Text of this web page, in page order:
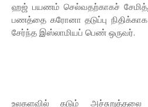
ஹஜ் பயணம் செல்வதற்காகச்
பணத்தை கரோனா தடுப்பு
சேர்ந்த இஸ்லாமியப் பெண் ஒருவர்.
உலகளவில் கடும் அச்சுறுத்தலை